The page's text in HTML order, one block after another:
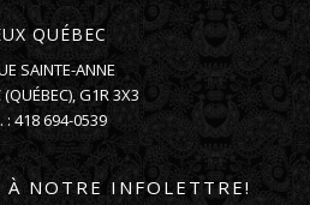
QUÉBEC
SAINTE-ANNE
(QUÉBEC),G1R 3X3
: 418 694-0539
À NOTRE INFOLETTRE!